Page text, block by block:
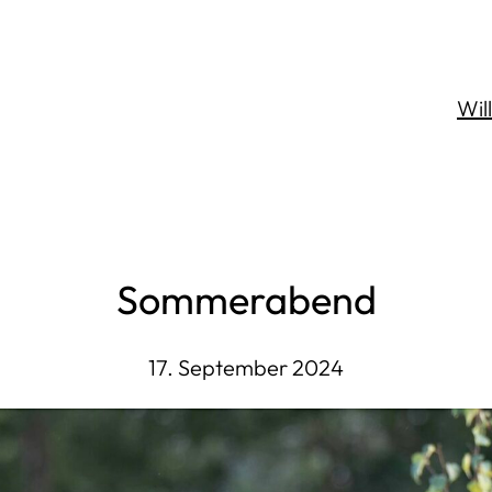
Sommerabend
17. September 2024